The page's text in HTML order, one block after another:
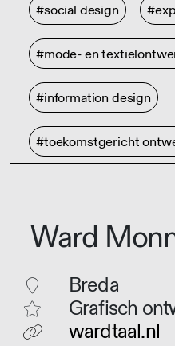
#social design
#mode- en
#information design
#toekomstgericht
Ward
Breda
Grafisch
wardtaal.nl